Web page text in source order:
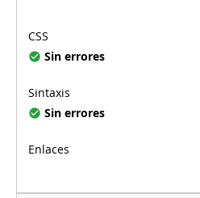
Sin errores
Sin errores